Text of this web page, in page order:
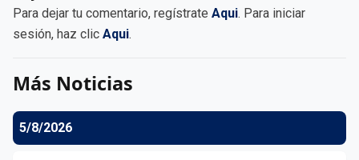
Para dejar tu comentario, regístrate Aqui. Para iniciar
sesión, haz clic Aqui.
Más Noticias
5/8/2026